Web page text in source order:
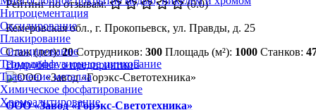
Нитроцементация
Оксидирование
Плакирование
Силицирование
Термодиффузионное цинкование
Травление металла
Химическое фосфатирование
Хромоалитирование
Рейтинг по отзывам:
(0.0)
Кемеровская обл., г. Прокопьевск, ул. Правды, д. 25
Стаж (лет):20 Сотрудников: 300 Площадь (м²): 1000 Станков:
Подробнее о предприятии
ООО «Завод «Горэкс-Светотехника»